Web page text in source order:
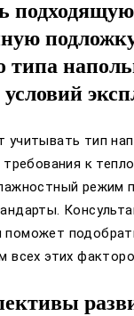
подходящую
типа
учитывать тип
требования к
режим
поможет
всех этих